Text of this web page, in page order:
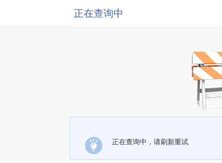
正在查询中
正在查询中，请刷新重试